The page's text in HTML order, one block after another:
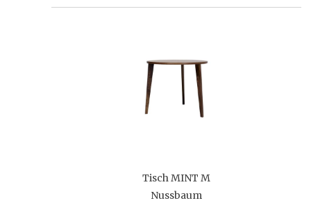
Tisch MINT M
Nussbaum